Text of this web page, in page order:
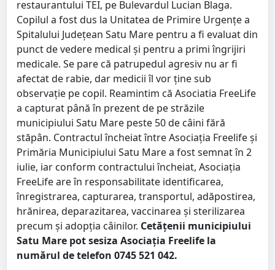
restaurantului TEI, pe Bulevardul Lucian Blaga.
Copilul a fost dus la Unitatea de Primire Urgențe a
Spitalului Județean Satu Mare pentru a fi evaluat din
punct de vedere medical și pentru a primi îngrijiri
medicale. Se pare că patrupedul agresiv nu ar fi
afectat de rabie, dar medicii îl vor ține sub
observație pe copil. Reamintim că Asociatia FreeLife
a capturat până în prezent de pe străzile
municipiului Satu Mare peste 50 de câini fără
stăpân. Contractul încheiat între Asociația Freelife și
Primăria Municipiului Satu Mare a fost semnat în 2
iulie, iar conform contractului încheiat, Asociația
FreeLife are în responsabilitate identificarea,
înregistrarea, capturarea, transportul, adăpostirea,
hrănirea, deparazitarea, vaccinarea și sterilizarea
precum și adopția câinilor. Cetățenii municipiului
Satu Mare pot sesiza Asociația Freelife la
numărul de telefon 0745 521 042.